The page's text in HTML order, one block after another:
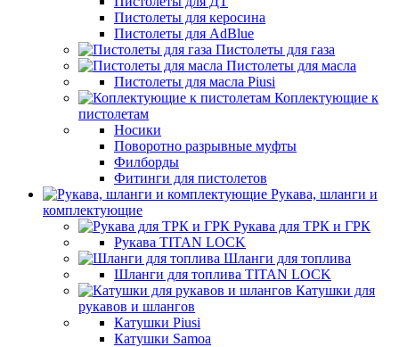
Пистолеты для керосина
Пистолеты для AdBlue
Пистолеты для газа
Пистолеты для масла
Пистолеты для масла Piusi
Коплектующие к
пистолетам
Носики
Поворотно разрывные муфты
Филборды
Фитинги для пистолетов
Рукава, шланги и
комплектующие
Рукава для ТРК и ГРК
Рукава TITAN LOCK
Шланги для топлива
Шланги для топлива TITAN LOCK
Катушки для
рукавов и шлангов
Катушки Piusi
Катушки Samoa